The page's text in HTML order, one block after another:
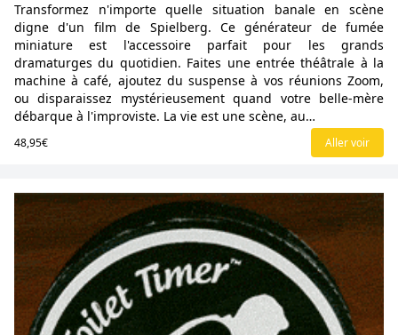
Transformez n'importe quelle situation banale en scène
digne d'un film de Spielberg. Ce générateur de fumée
miniature est l'accessoire parfait pour les grands
dramaturges du quotidien. Faites une entrée théâtrale à la
machine à café, ajoutez du suspense à vos réunions Zoom,
ou disparaissez mystérieusement quand votre belle-mère
débarque à l'improviste. La vie est une scène, au…
48,95€ Aller voir